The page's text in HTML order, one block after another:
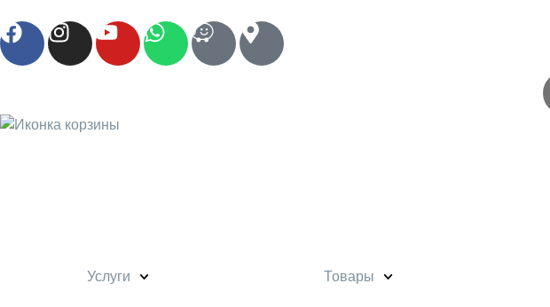
Услуги Товары